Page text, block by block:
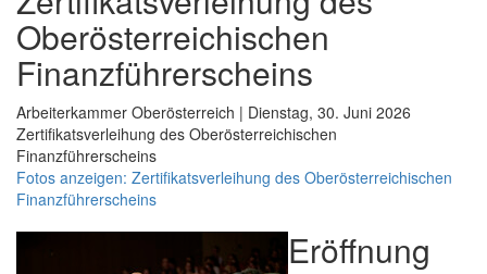
Oberösterreichischen
Finanzführerscheins
Arbeiterkammer Oberösterreich | Dienstag, 30. Juni 2026
Zertifikatsverleihung des Oberösterreichischen
Finanzführerscheins
Fotos anzeigen: Zertifikatsverleihung des Oberösterreichischen
Finanzführerscheins
Eröffnung